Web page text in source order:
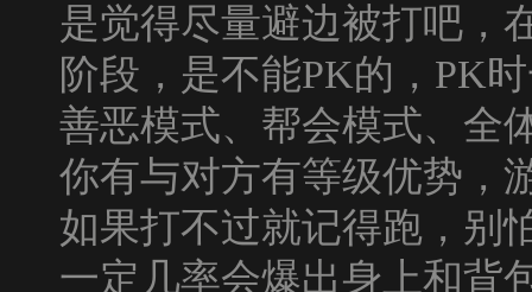
是觉得尽量避边被打吧，
阶段，是不能PK的， PK
善恶模式、帮会模式、全
你有与对方有等级优势，
如果打不过就记得跑，别
一定几率会爆出身上和背